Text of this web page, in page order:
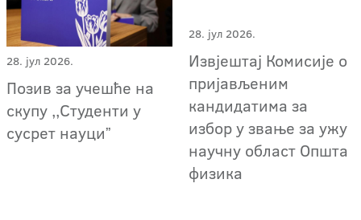
28. јул 2026.
Позив за учешће на
скупу ,,Студенти у
сусрет науциˮ
28. јул 2026.
Извјештај Комисије о
пријављеним
кандидатима за
избор у звање за ужу
научну област Општа
физика